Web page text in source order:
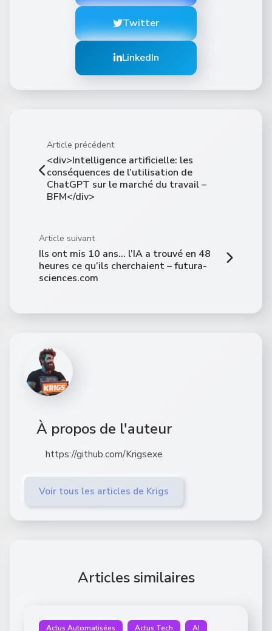
Twitter
LinkedIn
Article précédent
<div>Intelligence artificielle: les
conséquences de l’utilisation de
ChatGPT sur le marché du travail –
BFM</div>
Article suivant
Ils ont mis 10 ans… l’IA a trouvé en 48
heures ce qu’ils cherchaient – futura-
sciences.com
À propos de l'auteur
https://github.com/Krigsexe
Voir tous les articles de Krigs
Articles similaires
Actus Automatisées Actus Tech AI